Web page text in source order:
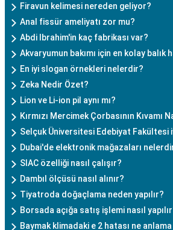
Firavun kelimesi nereden geliyor?
Anal fissür ameliyatı zor mu?
Abdi Ibrahim'in kaç fabrikası var?
Akvaryumun bakımı için en kolay balık
En iyi slogan örnekleri nelerdir?
Zeka Nedir Özet?
Lion ve Li-ion pil aynı mı?
Kırmızı Mercimek Çorbasının Kıvamı
Selçuk Üniversitesi Edebiyat Fakültesi
Dubai'de elektronik mağazaları
SIAC özelliği nasıl çalışır?
Dambıl ölçüsü nasıl alınır?
Tiyatroda doğaçlama neden yapılır?
Borsada açığa satış işlemi nasıl
Baymak klimadaki e 2 hatası ne